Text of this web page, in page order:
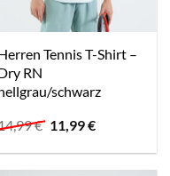
Tennis T-Shirt –
RN
schwarz
€ Ursprünglicher
Preis
war:
14,99 €
11,99€Aktueller
ist:
11,99 €.